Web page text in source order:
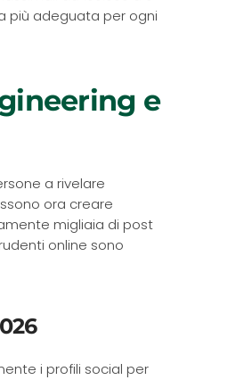
più adeguata per ogni
e
a rivelare
ora creare
migliaia di post
online sono
i profili social per